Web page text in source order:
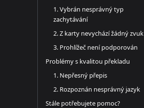
1. Vybrán nesprávný typ
zachytávání
2. Z karty nevychází žádný zvuk
3. Prohlížeč není podporován
Problémy s kvalitou překladu
1. Nepřesný přepis
2. Rozpoznán nesprávný jazyk
Stále potřebujete pomoc?